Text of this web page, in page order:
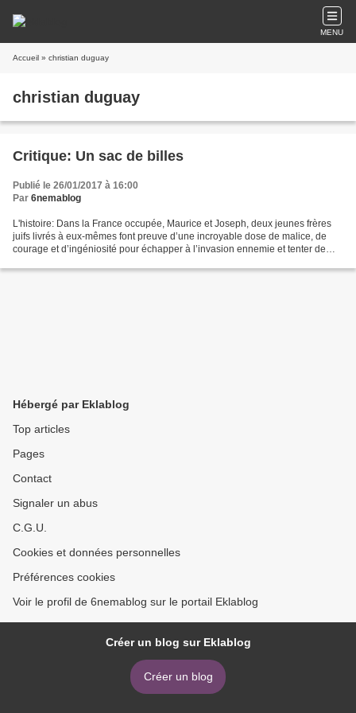
MENU
Accueil » christian duguay
christian duguay
Critique: Un sac de billes
Publié le 26/01/2017 à 16:00
Par 6nemablog
L'histoire: Dans la France occupée, Maurice et Joseph, deux jeunes frères
juifs livrés à eux-mêmes font preuve d’une incroyable dose de malice, de
courage et d’ingéniosité pour échapper à l’invasion ennemie et tenter de
Hébergé par Eklablog
Top articles
Pages
Contact
Signaler un abus
C.G.U.
Cookies et données personnelles
Préférences cookies
Voir le profil de 6nemablog sur le portail Eklablog
Créer un blog sur Eklablog
Créer un blog